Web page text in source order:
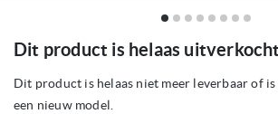
naar
begin
van
Dit product is helaas uitverkocht
Dit product is helaas niet meer leverbaar of
een nieuw model.